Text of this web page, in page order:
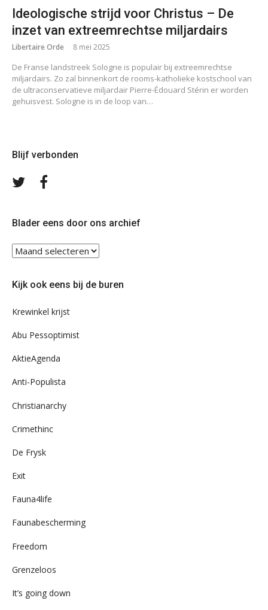
Ideologische strijd voor Christus – De
inzet van extreemrechtse miljardairs
Libertaire Orde 8 mei 2025
De Franse landstreek Sologne is populair bij extreemrechtse
miljardairs. Zo zal binnenkort de rooms-katholieke kostschool van
de ultraconservatieve miljardair Pierre-Édouard Stérin er worden
gehuisvest. Sologne is in de loop van…
Blijf verbonden
Volg
Blader eens door ons archief
Blader
eens
ons
Kijk ook eens bij de buren
Krewinkel krijst
Abu Pessoptimist
AktieAgenda
Anti-Populista
Christianarchy
Crimethinc
De Frysk
Exit
Fauna4life
Faunabescherming
Freedom
Grenzeloos
It’s going down